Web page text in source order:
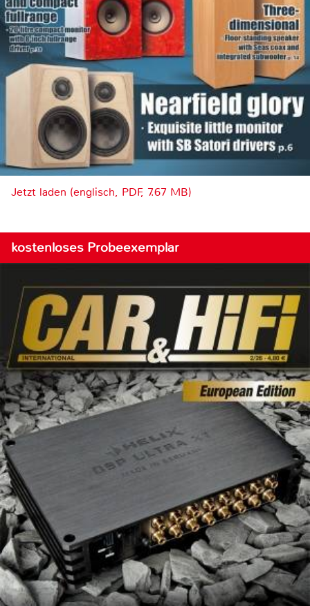
Jetzt laden (englisch, PDF, 7.67 MB)
kostenloses Probeexemplar